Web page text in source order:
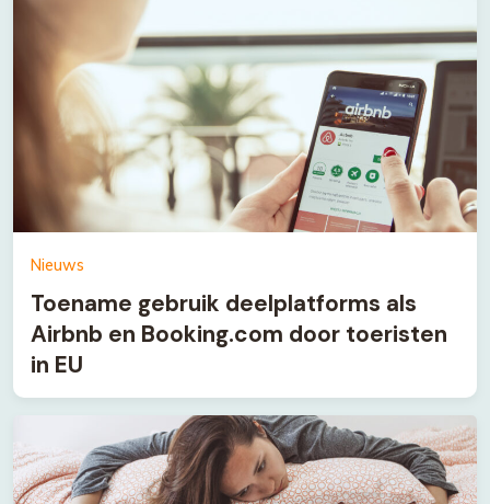
Nieuws
Toename gebruik deelplatforms als
Airbnb en Booking.com door toeristen
in EU